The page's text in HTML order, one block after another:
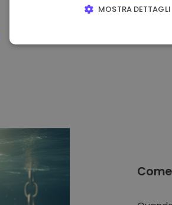
MOSTRA DETTAGLI